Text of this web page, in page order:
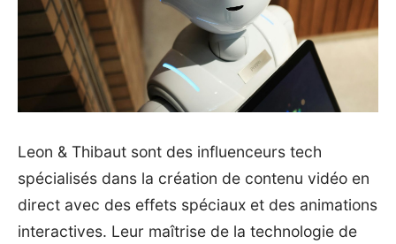
Leon & Thibaut sont des influenceurs tech
spécialisés dans la création de contenu vidéo en
direct avec des effets spéciaux et des animations
interactives. Leur maîtrise de la technologie de